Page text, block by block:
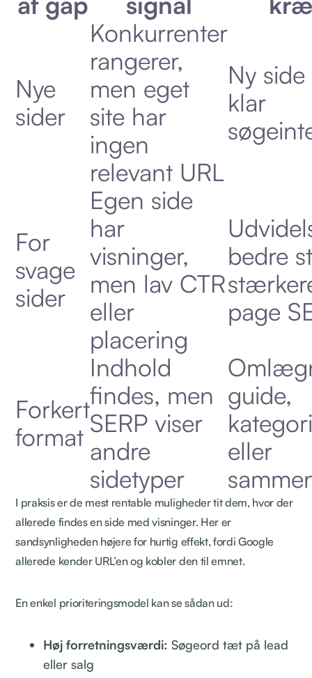
Nye
sider
Konkurrenter
rangerer,
men eget
site har
ingen
relevant URL
Ny
klar
For
svage
sider
Egen side
har
visninger,
men lav CTR
eller
placering
bedre
page
Forkert
format
Indhold
findes, men
SERP viser
andre
sidetyper
guide,
eller
I praksis er de mest rentable muligheder tit dem, hvor der
allerede findes en side med visninger. Her er
sandsynligheden højere for hurtig effekt, fordi Google
allerede kender URL’en og kobler den til emnet.
En enkel prioriteringsmodel kan se sådan ud:
Høj forretningsværdi: Søgeord tæt på lead
eller salg